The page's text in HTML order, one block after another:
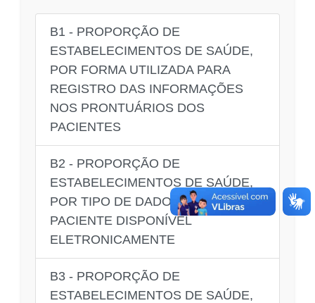
B1 - PROPORÇÃO DE
ESTABELECIMENTOS DE SAÚDE,
POR FORMA UTILIZADA PARA
REGISTRO DAS INFORMAÇÕES
NOS PRONTUÁRIOS DOS
PACIENTES
B2 - PROPORÇÃO DE
ESTABELECIMENTOS DE SAÚDE,
POR TIPO DE DADO SOBRE O
PACIENTE DISPONÍVEL
ELETRONICAMENTE
B3 - PROPORÇÃO DE
ESTABELECIMENTOS DE SAÚDE,